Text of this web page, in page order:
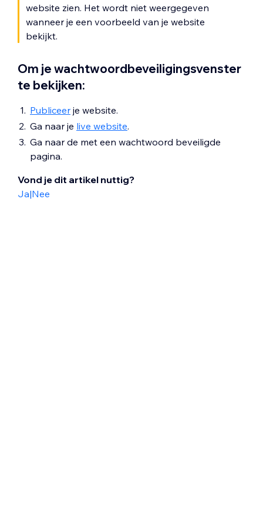
website zien. Het wordt niet weergegeven
wanneer je een voorbeeld van je website
bekijkt.
Om je wachtwoordbeveiligingsvenster
te bekijken:
Publiceer je website.
Ga naar je live website.
Ga naar de met een wachtwoord beveiligde
pagina.
Vond je dit artikel nuttig?
Ja|Nee